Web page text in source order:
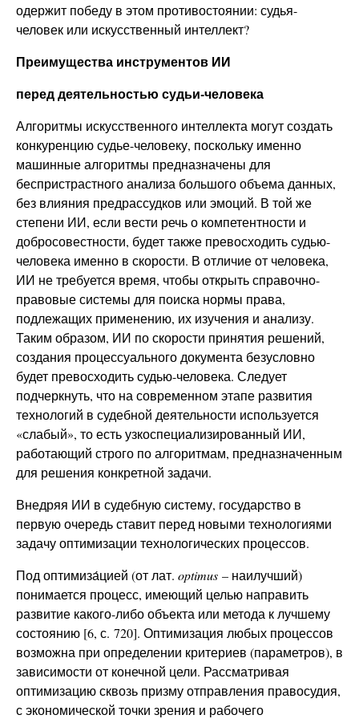
одержит победу в этом противостоянии: судья-
человек или искусственный интеллект?
Преимущества инструментов ИИ
перед деятельностью судьи-человека
Алгоритмы искусственного интеллекта могут создать
конкуренцию судье-человеку, поскольку именно
машинные алгоритмы предназначены для
беспристрастного анализа большого объема данных,
без влияния предрассудков или эмоций. В той же
степени ИИ, если вести речь о компетентности и
добросовестности, будет также превосходить судью-
человека именно в скорости. В отличие от человека,
ИИ не требуется время, чтобы открыть справочно-
правовые системы для поиска нормы права,
подлежащих применению, их изучения и анализу.
Таким образом, ИИ по скорости принятия решений,
создания процессуального документа безусловно
будет превосходить судью-человека. Следует
подчеркнуть, что на современном этапе развития
технологий в судебной деятельности используется
«слабый», то есть узкоспециализированный ИИ,
работающий строго по алгоритмам, предназначенным
для решения конкретной задачи.
Внедряя ИИ в судебную систему, государство в
первую очередь ставит перед новыми технологиями
задачу оптимизации технологических процессов.
Под оптимиза́цией (от лат. optimus – наилучший)
понимается процесс, имеющий целью направить
развитие какого-либо объекта или метода к лучшему
состоянию [6, с. 720]. Оптимизация любых процессов
возможна при определении критериев (параметров), в
зависимости от конечной цели. Рассматривая
оптимизацию сквозь призму отправления правосудия,
с экономической точки зрения и рабочего